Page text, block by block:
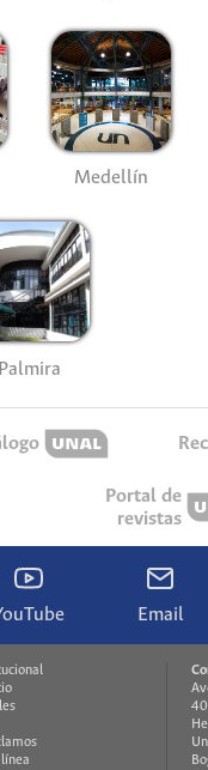
Medellín
Palmira
Portal de
revistas
Email